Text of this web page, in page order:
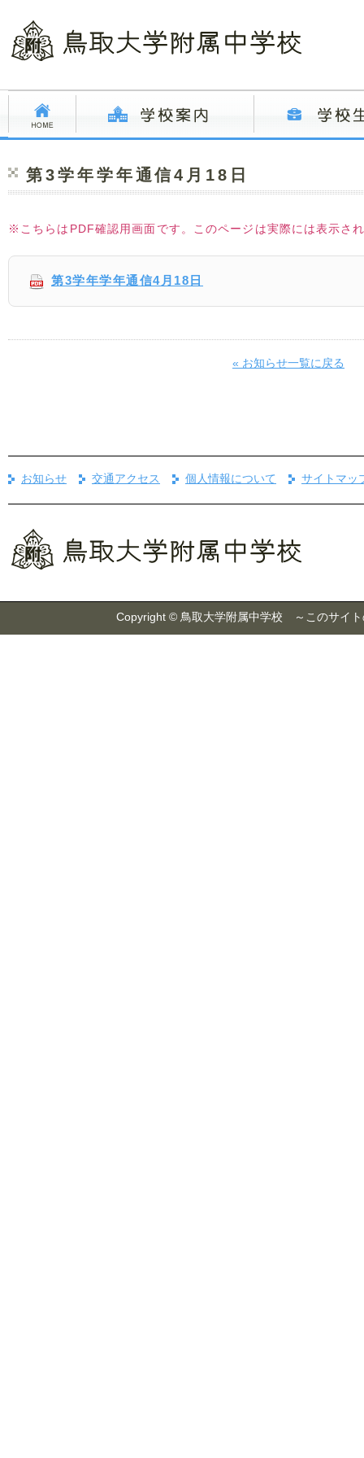
第3学年学年通信4月18日
※こちらはPDF確認用画面です。このページは実際には表示さ
第3学年学年通信4月18日
« お知らせ一覧に戻る
お知らせ 交通アクセス 個人情報について サイトマッ
Copyright © 鳥取大学附属中学校 ～このサイト